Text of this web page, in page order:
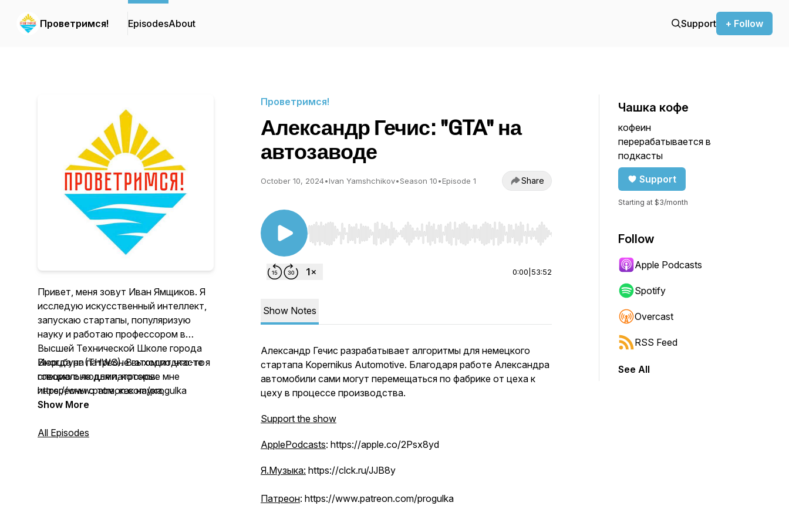
Проветримся! EpisodesAbout Support + Follow
Привет, меня зовут Иван Ямщиков. Я
исследую искусственный интеллект,
запускаю стартапы, популяризую
науку и работаю профессором в
Высшей Технической Школе города
Вюрцбург (THWS). В этом подкасте я
говорю с людьми, которые мне
интересны о том, как наука,
технологии и люди меняют мир вокруг
Иногда на патреоне выходит что-то
специально для патронов:
https://www.patreon.com/progulka
Show More
All Episodes
Проветримся!
Александр Гечис: "GTA" на
автозаводе
October 10, 2024•Ivan Yamshchikov•Season 10•Episode 1 Share
Use Left/Right to seek, Home/End to jump to start or end. Hold shift to jump forward or backward.
0:00 53:52
Show Notes
Александр Гечис разрабатывает алгоритмы для немецкого
стартапа Kopernikus Automotive. Благодаря работе Александра
автомобили сами могут перемещаться по фабрике от цеха к
цеху в процессе производства.
Support the show
ApplePodcasts: https://apple.co/2Psx8yd
Я.Музыка: https://clck.ru/JJB8y
Патреон: https://www.patreon.com/progulka
Чашка кофе
кофеин
перерабатывается в
подкасты
Support
Starting at $3/month
Follow
Apple Podcasts
Spotify
Overcast
RSS Feed
See All